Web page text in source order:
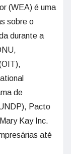
(WEA) é uma
sobre o
durante a
de
Pacto
Kay Inc.
até